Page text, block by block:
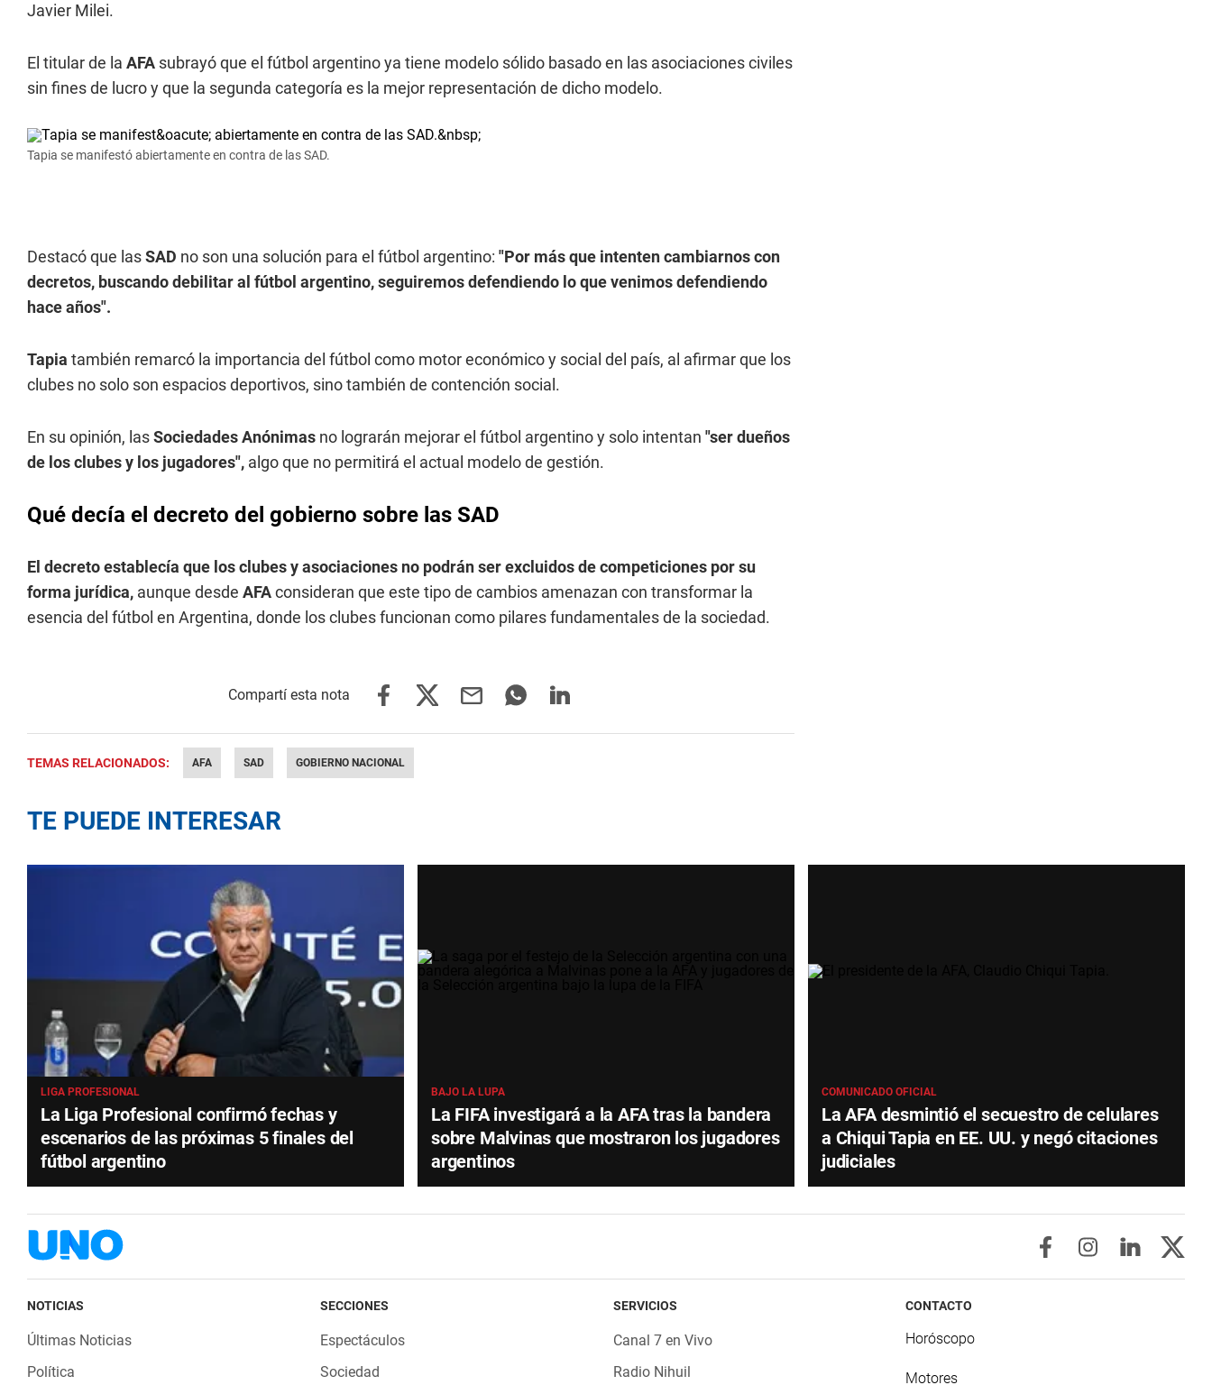
Javier Milei.
El titular de la AFA subrayó que el fútbol argentino ya tiene modelo sólido basado en las asociaciones civiles
sin fines de lucro y que la segunda categoría es la mejor representación de dicho modelo.
Tapia se manifestó abiertamente en contra de las SAD.
Destacó que lasSAD no son una solución para el fútbol argentino: "Por más que intenten cambiarnos con
decretos, buscando debilitar al fútbol argentino, seguiremos defendiendo lo que venimos defendiendo
hace años".
Tapia también remarcó la importancia del fútbol como motor económico y social del país, al afirmar que los
clubes no solo son espacios deportivos, sino también de contención social.
En su opinión, lasSociedades Anónimas no lograrán mejorar el fútbol argentino y solo intentan "ser dueños
de los clubes y los jugadores", algo que no permitirá el actual modelo de gestión.
Qué decía el decreto del gobierno sobre las SAD
El decreto establecía que los clubes y asociaciones no podrán ser excluidos de competiciones por su
forma jurídica, aunque desde AFAconsideran que este tipo de cambios amenazan con transformar la
esencia del fútbol en Argentina, donde los clubes funcionan como pilares fundamentales de la sociedad.
TEMAS RELACIONADOS: AFA SAD GOBIERNO NACIONAL
TE PUEDE INTERESAR
LIGA PROFESIONAL
La Liga Profesional confirmó fechas y
escenarios de las próximas 5 finales del
fútbol argentino
BAJO LA LUPA
La FIFA investigará a la AFA tras la bandera
sobre Malvinas que mostraron los jugadores
argentinos
COMUNICADO OFICIAL
La AFA desmintió el secuestro de celulares
a Chiqui Tapia en EE. UU. y negó citaciones
judiciales
NOTICIAS
Últimas Noticias
Política
SECCIONES
Espectáculos
Sociedad
SERVICIOS
Canal 7 en Vivo
Radio Nihuil
CONTACTO
Horóscopo
Motores